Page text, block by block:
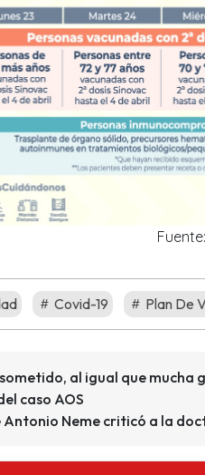
Covid-19 Plan De
sometido, al igual que mucha
caso AOS
Antonio Neme criticó a la